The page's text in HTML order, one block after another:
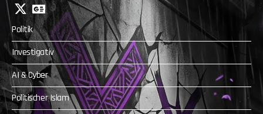
Politik
Investigativ
AI & Cyber
Politischer Islam